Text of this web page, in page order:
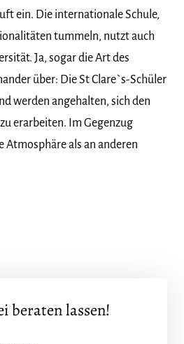
ein. Die internationale Schule,
tummeln, nutzt auch
Ja, sogar die Art des
über: Die St Clare`s-Schüler
werden angehalten, sich den
erarbeiten. Im Gegenzug
Atmosphäre als an anderen
beraten lassen!